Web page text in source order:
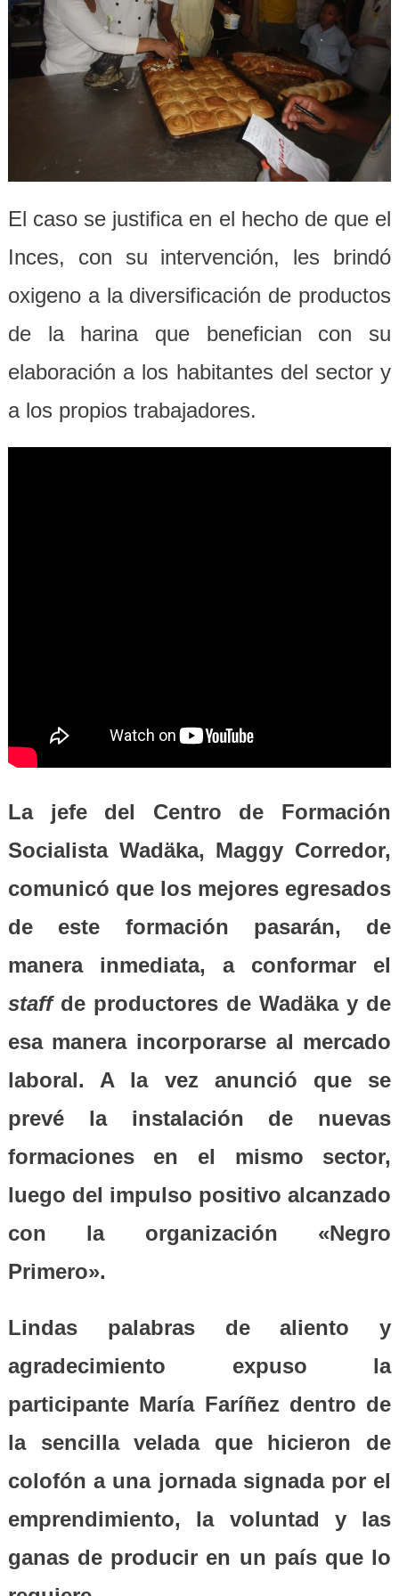
El caso se justifica en el hecho de que el
Inces, con su intervención, les brindó
oxigeno a la diversificación de productos
de la harina que benefician con su
elaboración a los habitantes del sector y
a los propios trabajadores.
La jefe del Centro de Formación
Socialista Wadäka, Maggy Corredor,
comunicó que los mejores egresados
de este formación pasarán, de
manera inmediata, a conformar el
staff de productores de Wadäka y de
esa manera incorporarse al mercado
laboral. A la vez anunció que se
prevé la instalación de nuevas
formaciones en el mismo sector,
luego del impulso positivo alcanzado
con la organización «Negro
Primero».
Lindas palabras de aliento y
agradecimiento expuso la
participante María Faríñez dentro de
la sencilla velada que hicieron de
colofón a una jornada signada por el
emprendimiento, la voluntad y las
ganas de producir en un país que lo